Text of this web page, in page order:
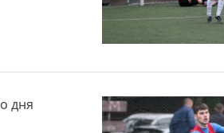
дня